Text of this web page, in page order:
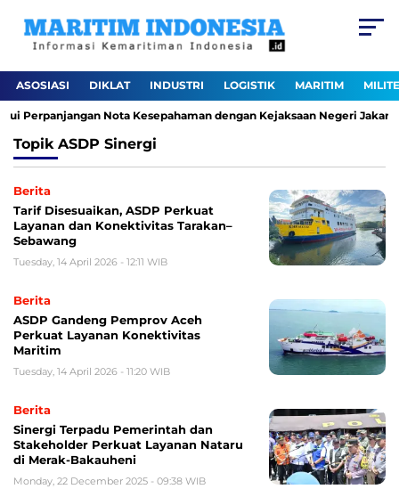
ASOSIASI DIKLAT INDUSTRI LOGISTIK MARITIM
Perpanjangan Nota Kesepahaman dengan Kejaksaan Negeri Jakarta
Topik ASDP Sinergi
Berita
Tarif Disesuaikan, ASDP Perkuat
Layanan dan Konektivitas Tarakan–
Sebawang
Tuesday, 14 April 2026 - 12:11 WIB
Berita
ASDP Gandeng Pemprov Aceh
Perkuat Layanan Konektivitas
Maritim
Tuesday, 14 April 2026 - 11:20 WIB
Berita
Sinergi Terpadu Pemerintah dan
Stakeholder Perkuat Layanan Nataru
di Merak-Bakauheni
Monday, 22 December 2025 - 09:38 WIB